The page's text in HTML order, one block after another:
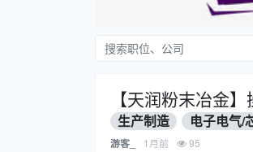
【天润粉末冶金
生产制造
电子电气/
游客_ 1月前 95